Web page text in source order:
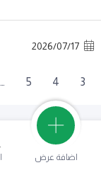
2026/07/17
3
4
5
…
اضافة عرض